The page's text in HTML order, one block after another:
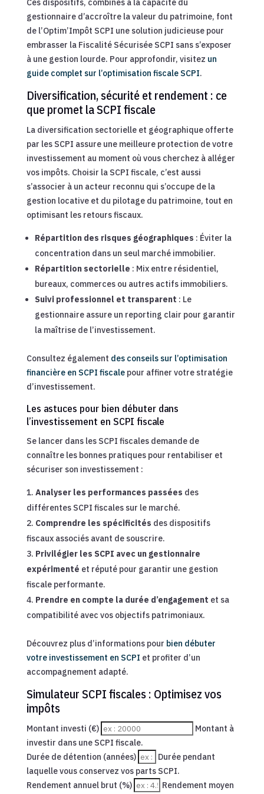
Ces dispositifs, combinés à la capacité du
gestionnaire d’accroître la valeur du patrimoine, font
de l’Optim’Impôt SCPI une solution judicieuse pour
embrasser la Fiscalité Sécurisée SCPI sans s’exposer
à une gestion lourde. Pour approfondir, visitez un
guide complet sur l’optimisation fiscale SCPI.
Diversification, sécurité et rendement : ce
que promet la SCPI fiscale
La diversification sectorielle et géographique offerte
par les SCPI assure une meilleure protection de votre
investissement au moment où vous cherchez à alléger
vos impôts. Choisir la SCPI fiscale, c’est aussi
s’associer à un acteur reconnu qui s’occupe de la
gestion locative et du pilotage du patrimoine, tout en
optimisant les retours fiscaux.
Répartition des risques géographiques : Éviter la
concentration dans un seul marché immobilier.
Répartition sectorielle : Mix entre résidentiel,
bureaux, commerces ou autres actifs immobiliers.
Suivi professionnel et transparent : Le
gestionnaire assure un reporting clair pour garantir
la maîtrise de l’investissement.
Consultez également des conseils sur l’optimisation
financière en SCPI fiscalepour affiner votre stratégie
d’investissement.
Les astuces pour bien débuter dans
l’investissement en SCPI fiscale
Se lancer dans les SCPI fiscales demande de
connaître les bonnes pratiques pour rentabiliser et
sécuriser son investissement :
Analyser les performances passées des
différentes SCPI fiscales sur le marché.
Comprendre les spécificités des dispositifs
fiscaux associés avant de souscrire.
Privilégier les SCPI avec un gestionnaire
expérimenté et réputé pour garantir une gestion
fiscale performante.
Prendre en compte la durée d’engagement et sa
compatibilité avec vos objectifs patrimoniaux.
Découvrez plus d’informations pour bien débuter
votre investissement en SCPI et profiter d’un
accompagnement adapté.
Simulateur SCPI fiscales : Optimisez vos
impôts
Montant investi (€)
Montant à
investir dans une SCPI fiscale.
Durée de détention (années)
Durée pendant
laquelle vous conservez vos parts SCPI.
Rendement annuel brut (%)
Rendement moyen